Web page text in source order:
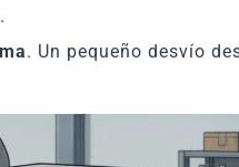
. Un pequeño desvío